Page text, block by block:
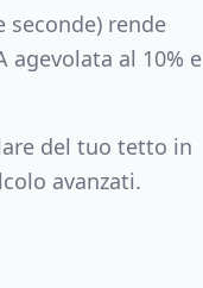
seconde) rende
al 10%
del tuo tetto in
avanzati.